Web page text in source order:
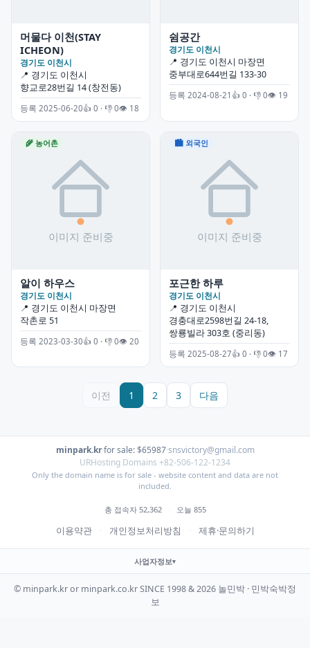
머물다 이천(STAY
ICHEON)
경기도 이천시
📍 경기도 이천시
향교로28번길 14 (창전동)
등록 2025-06-20👍 0 · 👎 0👁 18
쉼공간
경기도 이천시
📍 경기도 이천시 마장면
중부대로644번길 133-30
등록 2024-08-21 👍 0 · 👎 0👁 19
🌾 농어촌
알이 하우스
경기도 이천시
📍 경기도 이천시 마장면
작촌로 51
등록 2023-03-30👍 0 · 👎 0👁 20
🏙 외국인
포근한 하루
경기도 이천시
📍 경기도 이천시
경충대로2598번길 24-18,
쌍룡빌라 303호 (중리동)
등록 2025-08-27👍 0 · 👎 0👁 17
이전 1 2 3 다음
minpark.kr·for sale: $65987·snsvictory@gmail.com
URHosting Domains +82-506-122-1234
Only the domain name is for sale - website content and data are not
included.
총 접속자 52,362 · 오늘 855
이용약관 · 개인정보처리방침 · 제휴·문의하기
사업자정보
© minpark.kr or minpark.co.kr SINCE 1998 & 2026 놀민박 · 민박숙박정
보